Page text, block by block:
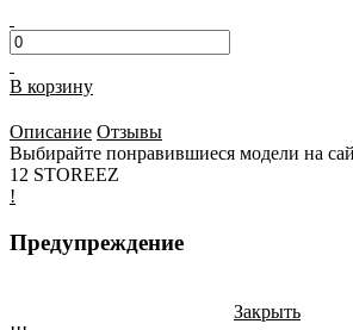
В корзину
Описание Отзывы
Выбирайте понравившиеся модели на
12 STOREEZ
!
Предупреждение
Закрыть